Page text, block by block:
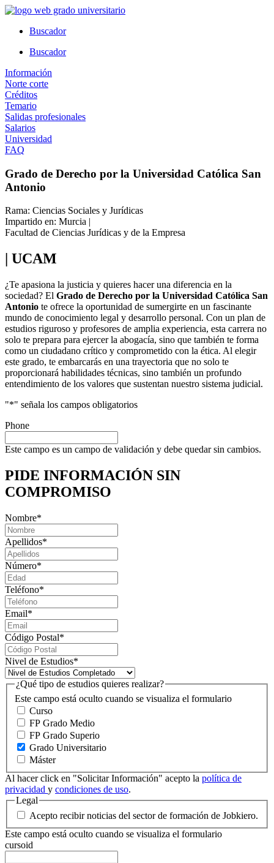
Ir
contenidoBuscador
Buscador
Información
Norte corte
Créditos
Temario
Salidas profesionales
Salarios
Universidad
FAQ
Grado de Derecho por la Universidad Católica San
Antonio
Rama: Ciencias Sociales y Jurídicas
Impartido en: Murcia |
Facultad de Ciencias Jurídicas y de la Empresa
| UCAM
¿Te apasiona la justicia y quieres hacer una diferencia en la
sociedad? El Grado de Derecho por la Universidad Católica San
Antonio te ofrece la oportunidad de sumergirte en un fascinante
mundo de conocimiento legal y desarrollo personal. Con un plan de
estudios riguroso y profesores de amplia experiencia, esta carrera no
solo te prepara para ejercer la abogacía, sino que también te forma
como un ciudadano crítico y comprometido con la ética. Al elegir
este grado, te embarcarás en una trayectoria que no solo te
proporcionará habilidades técnicas, sino también un profundo
entendimiento de los valores que sustentan nuestro sistema judicial.
"*" señala los campos obligatorios
Phone
Este campo es un campo de validación y debe quedar sin cambios.
PIDE INFORMACIÓN SIN
COMPROMISO
Nombre*
Apellidos*
Número*
Teléfono*
Email*
Código Postal*
Nivel de Estudios*
Este campo está oculto cuando se visualiza el formulario
¿Qué tipo de estudios quieres realizar?
Curso
FP Grado Medio
FP Grado Superio
Grado Universitario
Máster
Al hacer click en "Solicitar Información" acepto la política de
privacidad y condiciones de uso.
Legal
Acepto recibir noticias del sector de formación de Jobkiero.
Este campo está oculto cuando se visualiza el formulario
cursoid